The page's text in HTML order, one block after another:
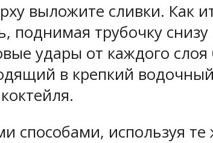
выложите сливки. Как
поднимая трубочку снизу
удары от каждого слоя
в крепкий
способами, используя те